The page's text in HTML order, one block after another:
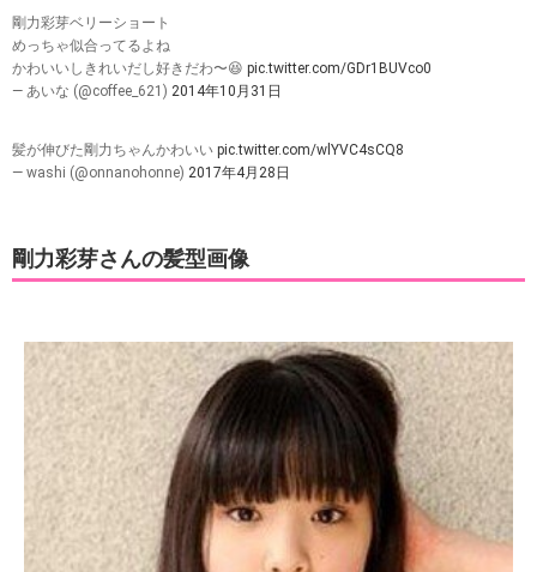
剛力彩芽ベリーショート
めっちゃ似合ってるよね
かわいいしきれいだし好きだわ〜😆 pic.twitter.com/GDr1BUVco0
— あいな (@coffee_621) 2014年10月31日
髪が伸びた剛力ちゃんかわいい pic.twitter.com/wlYVC4sCQ8
— washi (@onnanohonne) 2017年4月28日
剛力彩芽さんの髪型画像